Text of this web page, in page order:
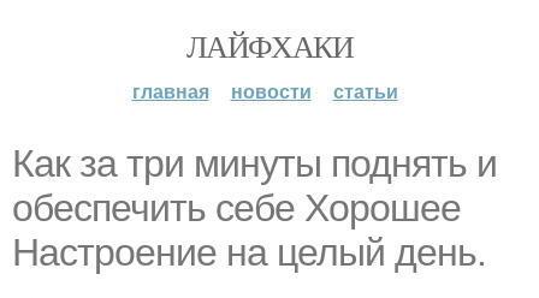
ЛАЙФХАКИ
главная новости статьи
Как за три минуты поднять и
обеспечить себе Хорошее
Настроение на целый день.